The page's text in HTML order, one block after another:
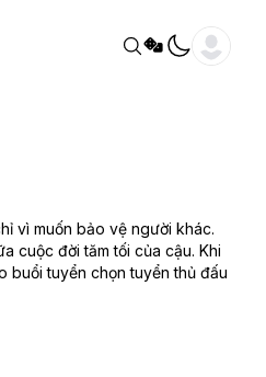
vì muốn bảo vệ người khác.
cuộc đời tăm tối của cậu. Khi
buổi tuyển chọn tuyển thủ đấu